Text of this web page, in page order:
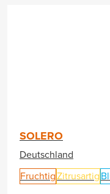
SOLERO
Deutschland
FruchtigZitrusartig